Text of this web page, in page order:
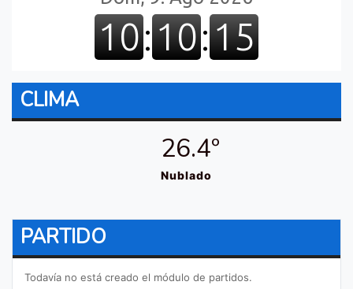
CLIMA
26.4º
Nublado
PARTIDO
Todavía no está creado el módulo de partidos.